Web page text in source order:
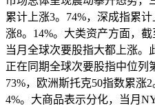
累计上涨3。74%，深成指累
涨8。14%。大类资产方面，截
当月全球次要股指大都上涨。
正在同期全球次要股指中位列
73%，欧洲斯托克50指数累涨2
4%。大商品表示分化，当月